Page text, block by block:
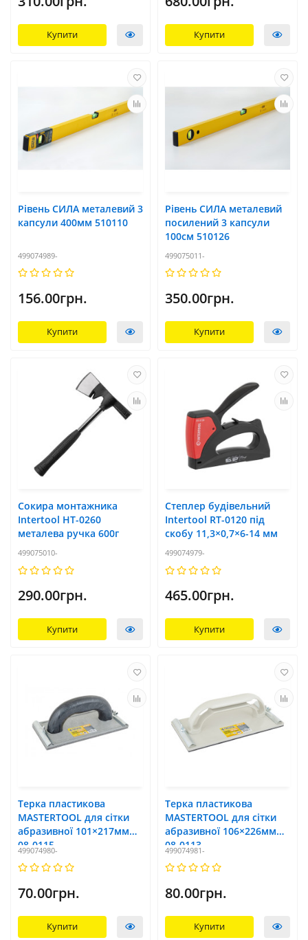
Купити Купити
Рівень СИЛА металевий 3
капсули 400мм 510110
499074989-
156.00грн.
Купити
Рівень СИЛА металевий
посилений 3 капсули
100см 510126
499075011-
350.00грн.
Купити
Сокира монтажника
Intertool HT-0260
металева ручка 600г
499075010-
290.00грн.
Купити
Степлер будівельний
Intertool RT-0120 під
скобу 11,3×0,7×6-14 мм
499074979-
465.00грн.
Купити
Терка пластикова
MASTERTOOL для сітки
абразивної 101×217мм
08-0115
499074980-
70.00грн.
Купити
Терка пластикова
MASTERTOOL для сітки
абразивної 106×226мм
08-0113
499074981-
80.00грн.
Купити